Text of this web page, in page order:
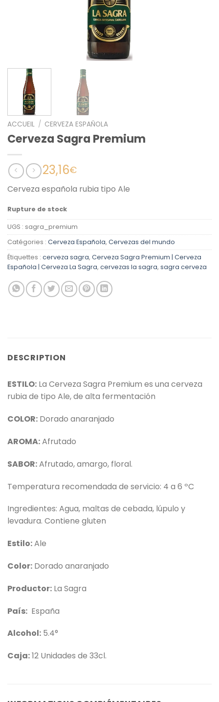
ACCUEIL / CERVEZA ESPAÑOLA
Cerveza Sagra Premium
23,16€
Cerveza española rubia tipo Ale
Rupture de stock
UGS : sagra_premium
Catégories : Cerveza Española, Cervezas del mundo
Étiquettes : cerveza sagra, Cerveza Sagra Premium | Cerveza
Española | Cerveza La Sagra, cervezas la sagra, sagra cerveza
DESCRIPTION
ESTILO: La Cerveza Sagra Premium es una cerveza
rubia de tipo Ale, de alta fermentación
COLOR: Dorado anaranjado
AROMA:Afrutado
SABOR:Afrutado, amargo, floral.
Temperatura recomendada de servicio: 4 a 6 ºC
Ingredientes: Agua, maltas de cebada, lúpulo y
levadura. Contiene gluten
Estilo:Ale
Color: Dorado anaranjado
Productor: La Sagra
País: España
Alcohol: 5.4°
Caja:12 Unidades de 33cl.